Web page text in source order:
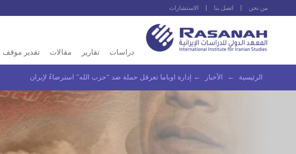
من نحن اتصل بنا الاستشارات
دراسات تقارير مقالات تقدير موقف
الرئيسية ← الأخبار ← إدارة اوباما تعرقل حملة ضد “حزب الله” استرضاءً لإيران